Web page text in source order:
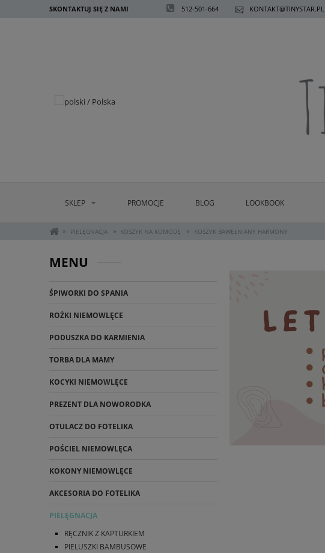
SKONTAKTUJ SIĘ Z NAMI 512-501-664 KONTAKT@TINYSTAR.PL
SKLEP PROMOCJE BLOG LOOKBOOK
» PIELĘGNACJA » KOSZYK NA KOMODĘ » KOSZYK BAWEŁNIANY HARMONY
MENU
ŚPIWORKI DO SPANIA
ROŻKI NIEMOWLĘCE
PODUSZKA DO KARMIENIA
TORBA DLA MAMY
KOCYKI NIEMOWLĘCE
PREZENT DLA NOWORODKA
OTULACZ DO FOTELIKA
POŚCIEL NIEMOWLĘCA
KOKONY NIEMOWLĘCE
AKCESORIA DO FOTELIKA
PIELĘGNACJA
RĘCZNIK Z KAPTURKIEM
PIELUSZKI BAMBUSOWE